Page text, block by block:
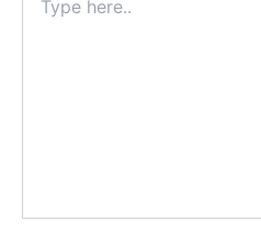
here..